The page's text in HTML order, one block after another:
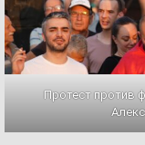
Протест против